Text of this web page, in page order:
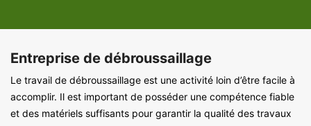
Entreprise de débroussaillage
Le travail de débroussaillage est une activité loin d’être facile à
accomplir. Il est important de posséder une compétence fiable
et des matériels suffisants pour garantir la qualité des travaux